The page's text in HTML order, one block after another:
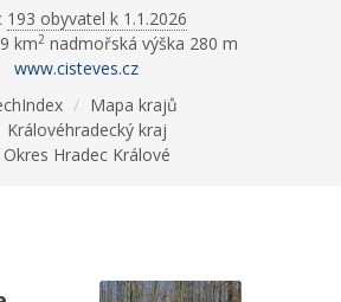
193 obyvatel k 1.1.2026
km2 nadmořská výška 280 m
www.cisteves.cz
Mapa krajů
Královéhradecký kraj
Okres Hradec Králové